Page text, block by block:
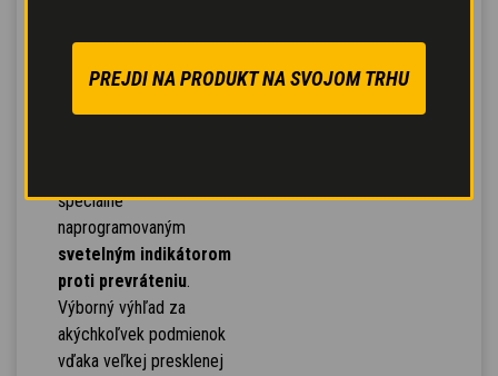
PREJDI NA PRODUKT NA SVOJOM TRHU
Jednoduchá a intuitívna
navigáciaso 4 tlačidlami
obrazovkách.
špeciálne
naprogramovaným
svetelným indikátorom
proti prevráteniu.
Výborný výhľad za
akýchkoľvek podmienok
vďaka veľkej presklenej